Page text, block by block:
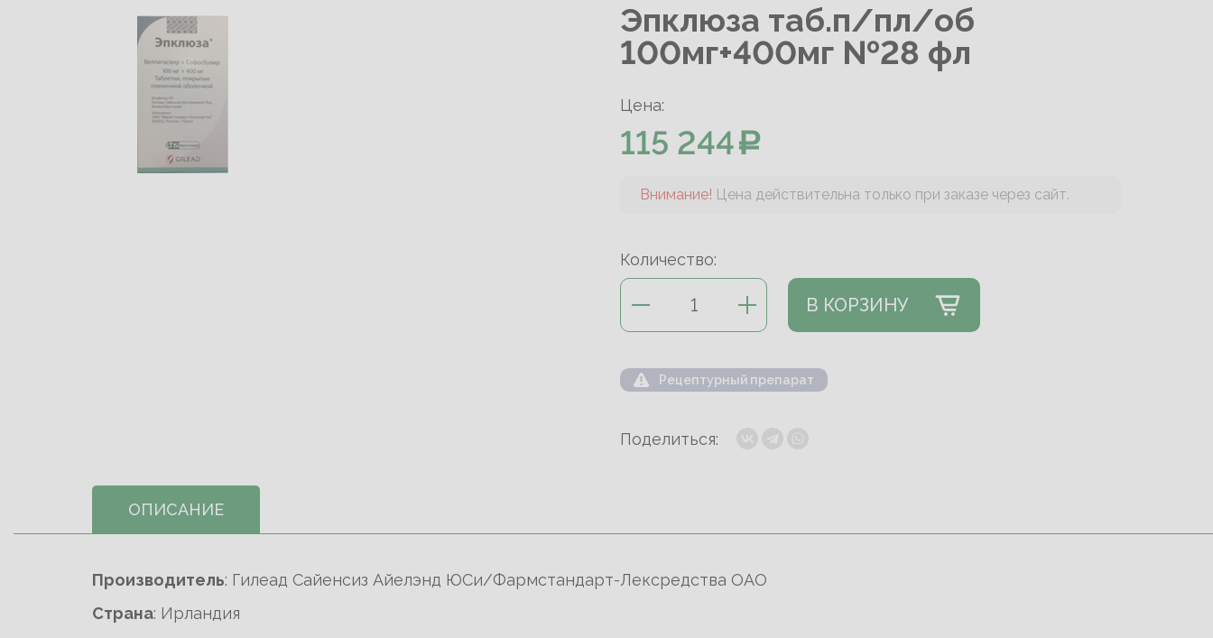
Эпклюза таб.п/пл/об
100мг+400мг №28 фл
Цена:
115 244
Внимание! Цена действительна только при заказе через сайт.
Количество:
В КОРЗИНУ
Рецептурный препарат
Поделиться:
ОПИСАНИЕ
Производитель: Гилеад Сайенсиз Айелэнд ЮСи/Фармстандарт-Лексредства ОАО
Cтрана: Ирландия